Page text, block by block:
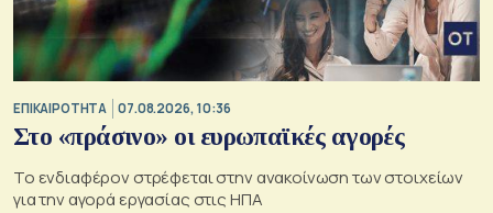
ΕΠΙΚΑΙΡΟΤΗΤΑ 07.08.2026, 10:36
Στο «πράσινο» οι ευρωπαϊκές αγορές
Το ενδιαφέρον στρέφεται στην ανακοίνωση των στοιχείων
για την αγορά εργασίας στις ΗΠΑ